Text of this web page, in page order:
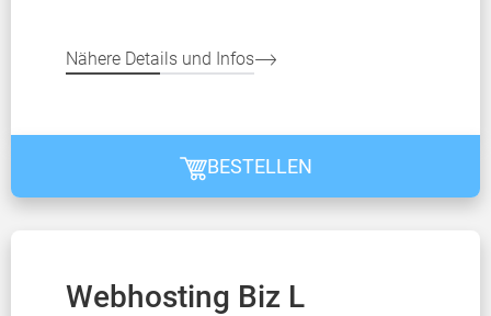
Nähere Details und Infos
BESTELLEN
Webhosting Biz L